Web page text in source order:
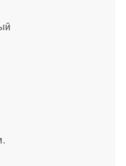
кронштейн
масла из бочки 200
одновременно
рекомендуется
уплотнения
это